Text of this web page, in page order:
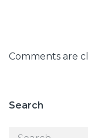
Comments are
Search